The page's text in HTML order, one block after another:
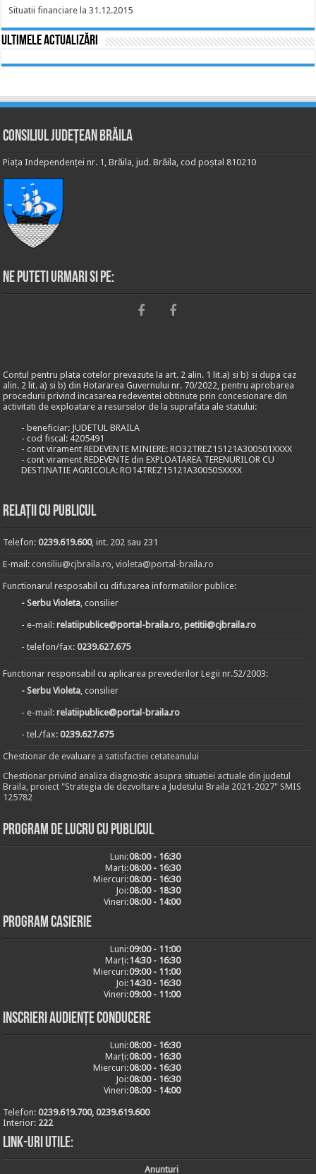
Situatii financiare la 31.12.2015
Ultimele actualizări
Consiliul Județean Brăila
Piața Independenței nr. 1, Brăila, jud. Brăila, cod poștal 810210
Ne puteti urmari si pe:
Contul pentru plata cotelor prevazute la art. 2 alin. 1 lit.a) si b) si dupa caz
alin. 2 lit. a) si b) din Hotararea Guvernului nr. 70/2022, pentru aprobarea
procedurii privind incasarea redeventei obtinute prin concesionare din
activitati de exploatare a resurselor de la suprafata ale statului:
- beneficiar: JUDETUL BRAILA
- cod fiscal: 4205491
- cont virament REDEVENTE MINIERE: RO32TREZ15121A300501XXXX
- cont virament REDEVENTE din EXPLOATAREA TERENURILOR CU
DESTINATIE AGRICOLA: RO14TREZ15121A300505XXXX
Relații cu publicul
Telefon:0239.619.600, int. 202 sau 231
E-mail:consiliu@cjbraila.ro,violeta@portal-braila.ro
Functionarul resposabil cu difuzarea informatiilor publice:
- Serbu Violeta, consilier
- e-mail:relatiipublice@portal-braila.ro, petitii@cjbraila.ro
- telefon/fax:0239.627.675
Functionar responsabil cu aplicarea prevederilor Legii nr.52/2003:
- Serbu Violeta, consilier
- e-mail:relatiipublice@portal-braila.ro
- tel./fax:0239.627.675
Chestionar de evaluare a satisfactiei cetateanului
Chestionar privind analiza diagnostic asupra situatiei actuale din judetul
Braila, proiect "Strategia de dezvoltare a Judetului Braila 2021-2027" SMIS
125782
Program de lucru cu publicul
Luni:08:00 - 16:30
Marți:08:00 - 16:30
Miercuri:08:00 - 16:30
Joi:08:00 - 18:30
Vineri:08:00 - 14:00
Program casierie
Luni:09:00 - 11:00
Marți:14:30 - 16:30
Miercuri:09:00 - 11:00
Joi:14:30 - 16:30
Vineri:09:00 - 11:00
Inscrieri audiențe conducere
Luni:08:00 - 16:30
Marți:08:00 - 16:30
Miercuri:08:00 - 16:30
Joi:08:00 - 16:30
Vineri:08:00 - 14:00
Telefon:0239.619.700, 0239.619.600
Interior: 222
Link-uri utile:
Anunturi